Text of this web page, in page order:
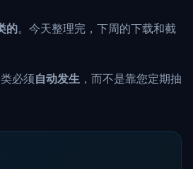
的。今天整理完，下周的下载和截
必须自动发生 ，而不是靠您定期抽